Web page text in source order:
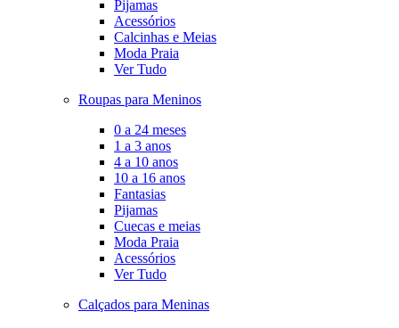
Pijamas
Acessórios
Calcinhas e Meias
Moda Praia
Ver Tudo
Roupas para Meninos
0 a 24 meses
1 a 3 anos
4 a 10 anos
10 a 16 anos
Fantasias
Pijamas
Cuecas e meias
Moda Praia
Acessórios
Ver Tudo
Calçados para Meninas